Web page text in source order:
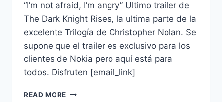
“I’m not afraid, I’m angry” Ultimo trailer de
The Dark Knight Rises, la ultima parte de la
excelente Trilogía de Christopher Nolan. Se
supone que el trailer es exclusivo para los
clientes de Nokia pero aquí está para
todos. Disfruten [email_link]
READ MORE THE